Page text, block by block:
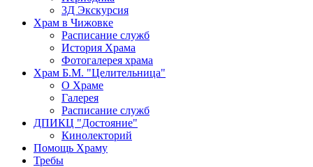
3Д Экскурсия
Храм в Чижовке
Расписание служб
История Храма
Фотогалерея храма
Храм Б.М. "Целительница"
О Храме
Галерея
Расписание служб
ДПИКЦ "Достояние"
Кинолекторий
Помощь Храму
Требы